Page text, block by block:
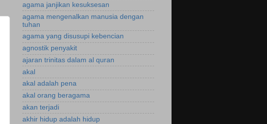
agama janjikan kesuksesan
agama mengenalkan manusia dengan
tuhan
agama yang disusupi kebencian
agnostik penyakit
ajaran trinitas dalam al quran
akal
akal adalah pena
akal orang beragama
akan terjadi
akhir hidup adalah hidup